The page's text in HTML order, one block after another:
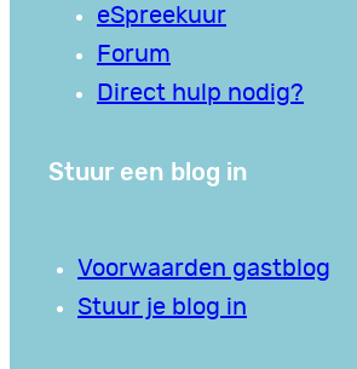
eSpreekuur
Forum
Direct hulp nodig?
Stuur een blog in
Voorwaarden gastblog
Stuur je blog in